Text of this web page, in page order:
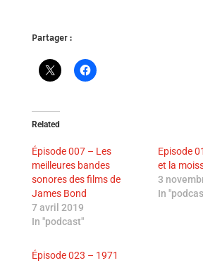
Partager :
Related
Épisode 007 – Les
meilleures bandes
sonores des films de
James Bond
7 avril 2019
In "podcast"
Episode
et la
3
In
Épisode 023 – 1971